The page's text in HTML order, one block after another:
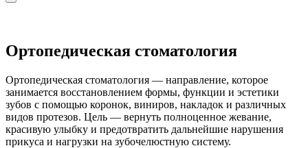
Ортопедическая стоматология
Ортопедическая стоматология — направление, которое
занимается восстановлением формы, функции и эстетики
зубов с помощью коронок, виниров, накладок и различных
видов протезов. Цель — вернуть полноценное жевание,
красивую улыбку и предотвратить дальнейшие нарушения
прикуса и нагрузки на зубочелюстную систему.